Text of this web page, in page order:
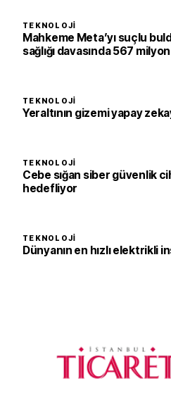
TEKNOLOJI
Mahkeme Meta’yı suçlu
sağlığı davasında 567
TEKNOLOJI
Yeraltının gizemi yapay
TEKNOLOJI
Cebe sığan siber güvenlik
hedefliyor
TEKNOLOJI
Dünyanın en hızlı elektrikli